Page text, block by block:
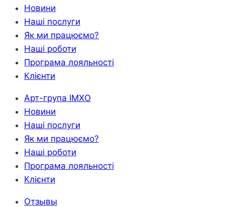
Новини
Наші послуги
Як ми працюємо?
Наші роботи
Програма лояльності
Клієнти
Арт-група ІМХО
Новини
Наші послуги
Як ми працюємо?
Наші роботи
Програма лояльності
Клієнти
Отзывы